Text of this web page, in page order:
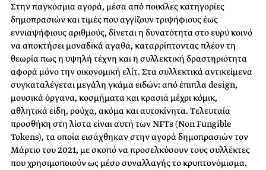
Στην παγκόσμια αγορά, μέσα από ποικίλες κατηγορίες
δημοπρασιών και τιμές που αγγίζουν τριψήφιους έως
εννιαψήφιους αριθμούς, δίνεται η δυνατότητα στο ευρύ κοινό
να αποκτήσει μοναδικά αγαθά, καταρρίπτοντας πλέον τη
θεωρία πως η υψηλή τέχνη και η συλλεκτική δραστηριότητα
αφορά μόνο την οικονομική ελίτ. Στα συλλεκτικά αντικείμενα
συγκαταλέγεται μεγάλη γκάμα ειδών: από έπιπλα design,
μουσικά όργανα, κοσμήματα και κρασιά μέχρι κόμικ,
αθλητικά είδη, ρούχα, ακόμα και αυτοκίνητα. Τελευταία
προσθήκη στη λίστα είναι αυτή των NFTs (Non Fungible
Tokens), τα οποία εισάχθηκαν στην αγορά δημοπρασιών τον
Μάρτιο του 2021, με σκοπό να προσελκύσουν τους συλλέκτες
που χρησιμοποιούν ως μέσο συναλλαγής το κρυπτονόμισμα.